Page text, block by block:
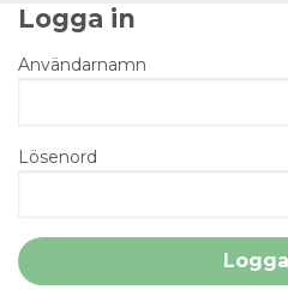
Logga in
Användarnamn
Lösenord